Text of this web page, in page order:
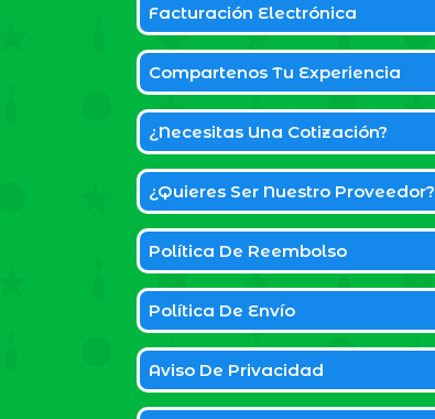
Facturación Electrónica
Compartenos Tu Experiencia
¿Necesitas Una Cotización?
¿Quieres Ser Nuestro Proveedor?
Política De Reembolso
Política De Envío
Aviso De Privacidad